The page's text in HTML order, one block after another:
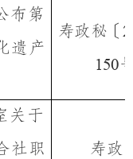
布第
遗产
寿政秘〔
150
关于
社职
寿政